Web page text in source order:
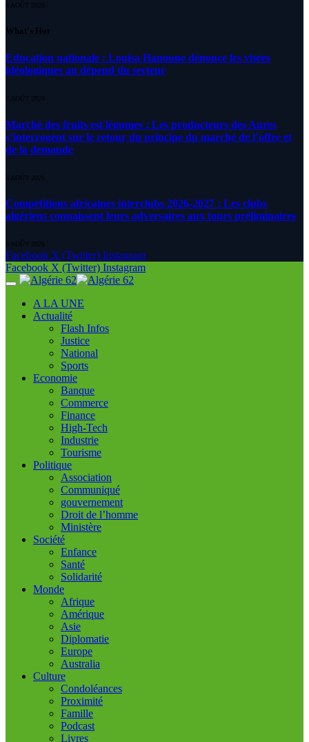
4 AOÛT 2026
What's Hot
Education nationale : Louisa Hanoune dénonce les visées
idéologiques au dépend du secteur
7 AOÛT 2026
Marché des fruits est légumes : Les producteurs des Aures
s’interrogent sur le retour du principe du marché de l’offre et
de la demande
6 AOÛT 2026
Compétitions africaines interclubs 2026-2027 : Les clubs
algériens connaissent leurs adversaires aux tours préliminaires
6 AOÛT 2026
Facebook X (Twitter) Instagram
Facebook X (Twitter) Instagram
A LA UNE
Actualité
Flash Infos
Justice
National
Sports
Economie
Banque
Commerce
Finance
High-Tech
Industrie
Tourisme
Politique
Association
Communiqué
gouvernement
Droit de l’homme
Ministère
Société
Enfance
Santé
Solidarité
Monde
Afrique
Amérique
Asie
Diplomatie
Europe
Australia
Culture
Condoléances
Proximité
Famille
Podcast
Livres